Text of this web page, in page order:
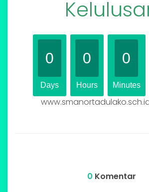
0
Days
0
Hours
0
Minutes
0 Komentar